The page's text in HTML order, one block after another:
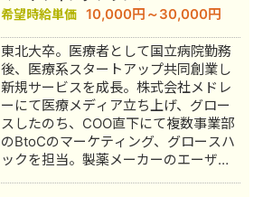
用代行・オウンドメディア制作・構
築・運用代行
希望時給単価 10,000円～30,000円
東北大卒。医療者として国立病院勤務
後、医療系スタートアップ共同創業し
新規サービスを成長。株式会社メドレ
ーにて医療メディア立ち上げ、グロー
スしたのち、COO直下にて複数事業部
のBtoCのマーケティング、グロースハ
ックを担当。製薬メーカーのエーザイ